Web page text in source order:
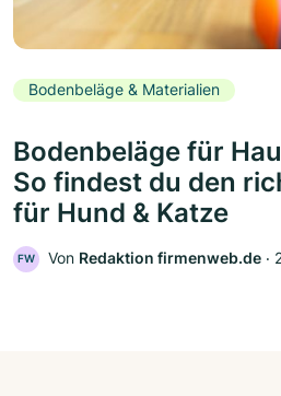
Bodenbeläge & Materialien
Bodenbeläge für
So findest du den
für Hund & Katze
FW Von Redaktion firmenweb.de ‧